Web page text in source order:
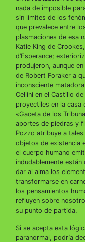
nada de imposible
sin límites de los
que prevalece entre
plasmaciones de esa
Katie King de
d’Esperance;
produjeron, aunque
de Robert Foraker a
inconsciente
Cellini en el Castillo
proyectiles en la casa
«Gaceta de los
aportes de piedras y
Pozzo atribuye a
objetos de existencia
el cuerpo humano
indudablemente
dar al alma los
transformarse en
los pensamientos
refluyen sobre
su punto de partida.
Si se acepta esta
paranormal, podría